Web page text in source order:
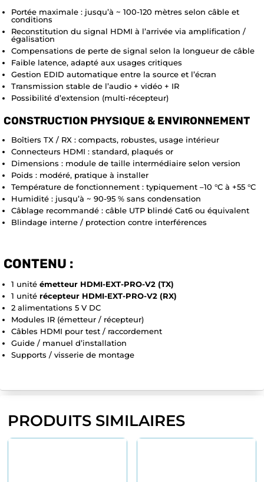
Portée maximale : jusqu’à ~ 100-120 mètres selon câble et
conditions
Reconstitution du signal HDMI à l’arrivée via amplification /
égalisation
Compensations de perte de signal selon la longueur de câble
Faible latence, adapté aux usages critiques
Gestion EDID automatique entre la source et l’écran
Transmission stable de l’audio + vidéo + IR
Possibilité d’extension (multi-récepteur)
CONSTRUCTION PHYSIQUE & ENVIRONNEMENT
Boîtiers TX / RX : compacts, robustes, usage intérieur
Connecteurs HDMI : standard, plaqués or
Dimensions : module de taille intermédiaire selon version
Poids : modéré, pratique à installer
Température de fonctionnement : typiquement –10 °C à +55 °C
Humidité : jusqu’à ~ 90-95 % sans condensation
Câblage recommandé : câble UTP blindé Cat6 ou équivalent
Blindage interne / protection contre interférences
CONTENU :
1 unité émetteur HDMI-EXT-PRO-V2 (TX)
1 unité récepteur HDMI-EXT-PRO-V2 (RX)
2 alimentations 5 V DC
Modules IR (émetteur / récepteur)
Câbles HDMI pour test / raccordement
Guide / manuel d’installation
Supports / visserie de montage
PRODUITS SIMILAIRES